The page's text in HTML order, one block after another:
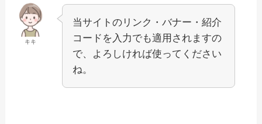
キキ
当サイトのリンク・バナー・紹介
コードを入力でも適用されますの
で、よろしければ使ってください
ね。